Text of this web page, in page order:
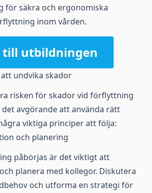
för säkra och ergonomiska
inom vården.
till utbildningen
undvika skador
risken för skador vid förflyttning
avgörande att använda rätt
viktiga principer att följa:
och planering
påbörjas är det viktigt att
planera med kollegor. Diskutera
och utforma en strategi för